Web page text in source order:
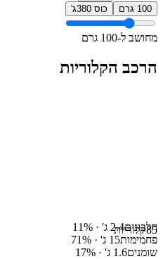
100 גרם כוס 380ג'
מחושב ל-100 גרם
הרכב הקלוריות
85קלוריות
חלבונים2.4 ג' · 11%
פחמימות15 ג' · 71%
שומנים1.6 ג' · 17%